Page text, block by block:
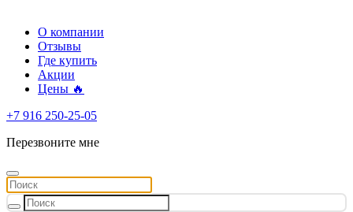
О компании
Отзывы
Где купить
Акции
Цены 🔥
+7 916 250-25-05
Перезвоните мне